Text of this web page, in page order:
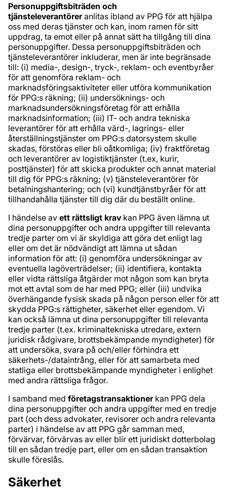
Personuppgiftsbiträden och
tjänsteleverantöreranlitas ibland av PPG för att hjälpa
oss med deras tjänster och kan, inom ramen för sitt
uppdrag, ta emot eller på annat sätt ha tillgång till dina
personuppgifter. Dessa personuppgiftsbiträden och
tjänsteleverantörer inkluderar, men är inte begränsade
till: (i) media-, design-, tryck-, reklam- och eventbyråer
för att genomföra reklam- och
marknadsföringsaktiviteter eller utföra kommunikation
för PPG:s räkning; (ii) undersöknings- och
marknadsundersökningsföretag för att erhålla
marknadsinformation; (iii) IT- och andra tekniska
leverantörer för att erhålla värd-, lagrings- eller
återställningstjänster om PPG:s datorsystem skulle
skadas, förstöras eller bli oåtkomliga; (iv) fraktföretag
och leverantörer av logistiktjänster (t.ex, kurir,
posttjänster) för att skicka produkter och annat material
till dig för PPG:s räkning; (v) tjänsteleverantörer för
betalningshantering; och (vi) kundtjänstbyråer för att
tillhandahålla tjänster till dig där du beställt online.
I händelse av ett rättsligt krav kan PPG även lämna ut
dina personuppgifter och andra uppgifter till relevanta
tredje parter om vi är skyldiga att göra det enligt lag
eller om det är nödvändigt att lämna ut sådan
information för att: (i) genomföra undersökningar av
eventuella lagöverträdelser; (ii) identifiera, kontakta
eller vidta rättsliga åtgärder mot någon som kan bryta
mot ett avtal som de har med PPG; eller (iii) undvika
överhängande fysisk skada på någon person eller för att
skydda PPG:s rättigheter, säkerhet eller egendom. Vi
kan också lämna ut dina personuppgifter till relevanta
tredje parter (t.ex. kriminaltekniska utredare, extern
juridisk rådgivare, brottsbekämpande myndigheter) för
att undersöka, svara på och/eller förhindra ett
säkerhets-/dataintrång, eller för att samarbeta med
statliga eller brottsbekämpande myndigheter i enlighet
med andra rättsliga frågor.
I samband med företagstransaktioner kan PPG dela
dina personuppgifter och andra uppgifter med en tredje
part (och dess advokater, revisorer och andra relevanta
parter) i händelse av att PPG går samman med,
förvärvar, förvärvas av eller blir ett juridiskt dotterbolag
till en sådan tredje part, eller om en sådan transaktion
skulle föreslås.
Säkerhet